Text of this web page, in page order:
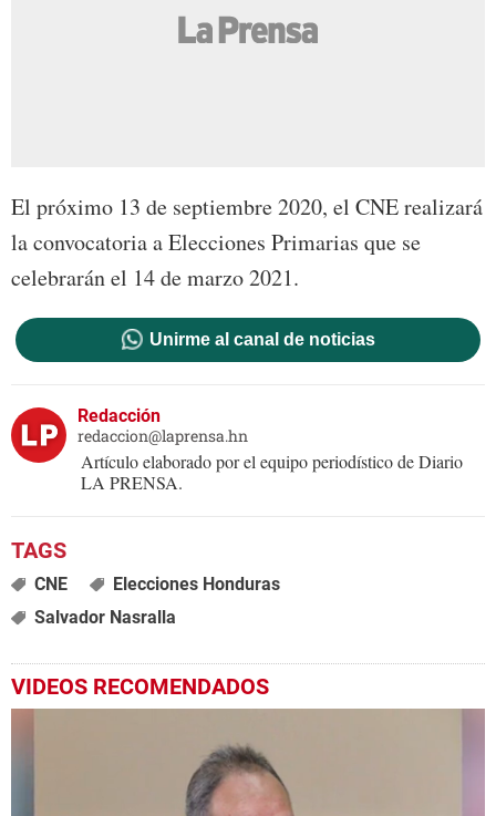
El próximo 13 de septiembre 2020, el CNE realizará
la convocatoria a Elecciones Primarias que se
celebrarán el 14 de marzo 2021.
Unirme al canal de noticias
Redacción
redaccion@laprensa.hn
Artículo elaborado por el equipo periodístico de Diario
LA PRENSA.
CNE
Elecciones Honduras
Salvador Nasralla
VIDEOS RECOMENDADOS